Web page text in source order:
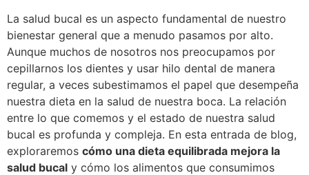
La salud bucal es un aspecto fundamental de nuestro
bienestar general que a menudo pasamos por alto.
Aunque muchos de nosotros nos preocupamos por
cepillarnos los dientes y usar hilo dental de manera
regular, a veces subestimamos el papel que desempeña
nuestra dieta en la salud de nuestra boca. La relación
entre lo que comemos y el estado de nuestra salud
bucal es profunda y compleja. En esta entrada de blog,
exploraremos cómo una dieta equilibrada mejora la
salud bucal y cómo los alimentos que consumimos